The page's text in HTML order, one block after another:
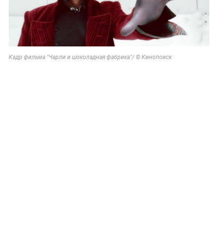
Кадр фильма "Чарли и шоколадная фабрика"/ © Кинопоиск